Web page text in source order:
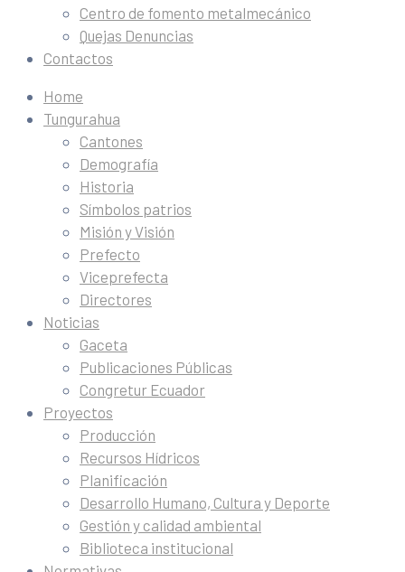
Centro de fomento metalmecánico
Quejas Denuncias
Contactos
Home
Tungurahua
Cantones
Demografía
Historia
Símbolos patrios
Misión y Visión
Prefecto
Viceprefecta
Directores
Noticias
Gaceta
Publicaciones Públicas
Congretur Ecuador
Proyectos
Producción
Recursos Hídricos
Planificación
Desarrollo Humano, Cultura y Deporte
Gestión y calidad ambiental
Biblioteca institucional